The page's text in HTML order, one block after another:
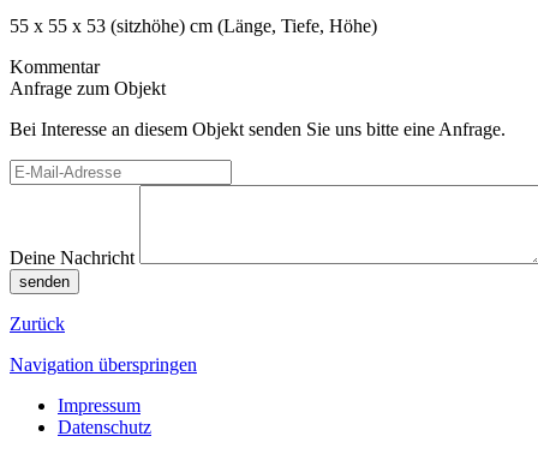
55 x 55 x 53 (sitzhöhe) cm (Länge, Tiefe, Höhe)
Kommentar
Anfrage zum Objekt
Bei Interesse an diesem Objekt senden Sie uns bitte eine Anfrage.
Deine Nachricht
senden
Zurück
Navigation überspringen
Impressum
Datenschutz